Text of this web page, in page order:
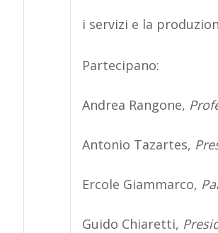
i servizi e la
Partecipano:
Andrea Rangone,
Antonio Tazartes,
Ercole Giammarco,
Guido Chiaretti,